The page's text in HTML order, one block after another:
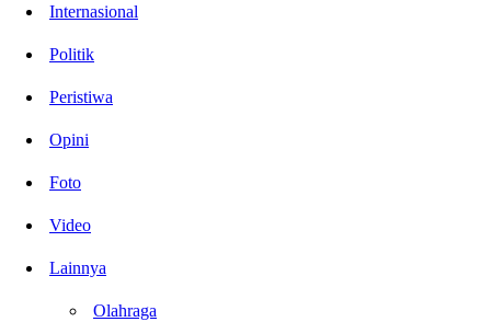
Internasional
Politik
Peristiwa
Opini
Foto
Video
Lainnya
Olahraga